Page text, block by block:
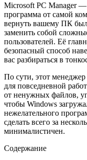
Microsoft PC Manager —
программа от самой
вернуть вашему ПК
заменить собой
пользователей. Её
безопасный способ
вас разбираться в
По сути, этот
для повседневной
от ненужных файлов,
чтобы Windows
нежелательного
сделать всего за
минималистичен.
Содержание